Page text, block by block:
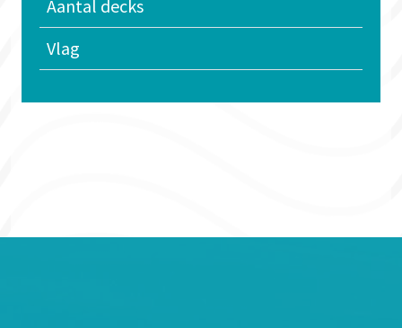
Aantal decks
Vlag